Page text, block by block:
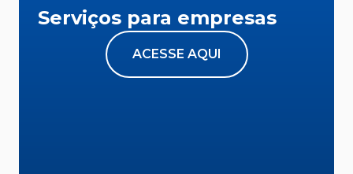
Serviços para empresas
ACESSE AQUI